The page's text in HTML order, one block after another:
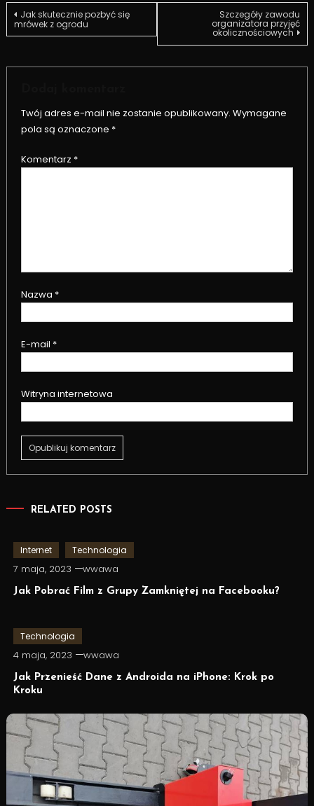
Nawigacja
Jak skutecznie pozbyć się
mrówek z ogrodu
Szczegóły zawodu
organizatora przyjęć
okolicznościowych
Twój adres e-mail nie zostanie opublikowany. Wymagane
pola są oznaczone *
Komentarz *
Nazwa *
E-mail *
Witryna internetowa
RELATED POSTS
Internet Technologia
7 maja, 2023 wwawa
Jak Pobrać Film z Grupy Zamkniętej na Facebooku?
Technologia
4 maja, 2023 wwawa
Jak Przenieść Dane z Androida na iPhone: Krok po
Kroku